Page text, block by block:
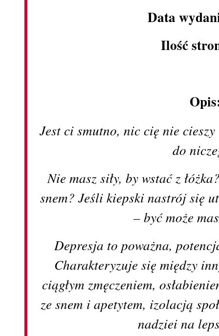
Data
Ilość
Jest ci smutno, nic cię nie cieszy
do
Nie masz siły, by wstać z
snem? Jeśli kiepski nastrój się
– być może
Depresja to poważna,
Charakteryzuje się między
ciągłym zmęczeniem,
ze snem i apetytem, izolacją
nadziei na